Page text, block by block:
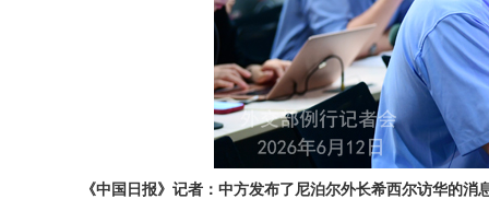
《中国日报》记者：中方发布了尼泊尔外长希西尔访华的